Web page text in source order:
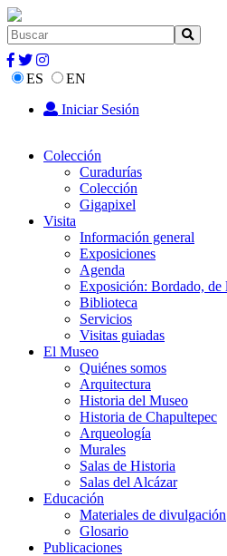
ES
EN
Iniciar Sesión
Colección
Curadurías
Colección
Gigapixel
Visita
Información general
Exposiciones
Agenda
Exposición: Bordado, de
Biblioteca
Servicios
Visitas guiadas
El Museo
Quiénes somos
Arquitectura
Historia del Museo
Historia de Chapultepec
Arqueología
Murales
Salas de Historia
Salas del Alcázar
Educación
Materiales de divulgación
Glosario
Publicaciones